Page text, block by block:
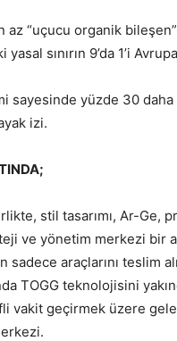
az “uçucu organik bileşen”
sınırın 9’da 1’i
sayesinde yüzde 30 daha
izi.
stil tasarımı, Ar-Ge,
ve yönetim merkezi bir
sadece araçlarını teslim
TOGG teknolojisini
vakit geçirmek üzere